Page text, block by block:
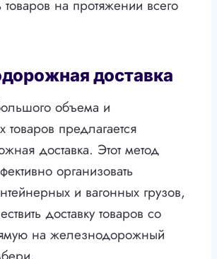
товаров на протяжении всего
доставка
объема и
товаров предлагается
доставка. Этот метод
организовать
и вагонных грузов,
доставку товаров со
на железнодорожный